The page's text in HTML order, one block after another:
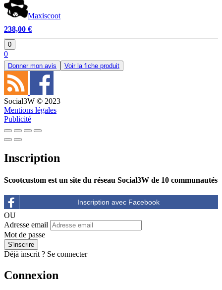
Maxiscoot
238,00 €
0
0
Donner mon avis Voir la fiche produit
Social3W © 2023
Mentions légales
Publicité
Inscription
Scootcustom est un site du réseau Social3W de 10 communautés
OU
Adresse email
Mot de passe
Déjà inscrit ? Se connecter
Connexion